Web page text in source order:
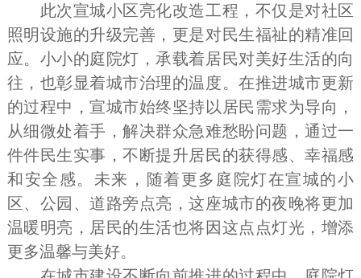
此次宣城小区亮化改造工程，不仅是对社区
照明设施的升级完善，更是对民生福祉的精准回
应。小小的庭院灯，承载着居民对美好生活的向
往，也彰显着城市治理的温度。在推进城市更新
的过程中，宣城市始终坚持以居民需求为导向，
从细微处着手，解决群众急难愁盼问题，通过一
件件民生实事，不断提升居民的获得感、幸福感
和安全感。未来，随着更多庭院灯在宣城的小
区、公园、道路旁点亮，这座城市的夜晚将更加
温暖明亮，居民的生活也将因这点点灯光，增添
更多温馨与美好。